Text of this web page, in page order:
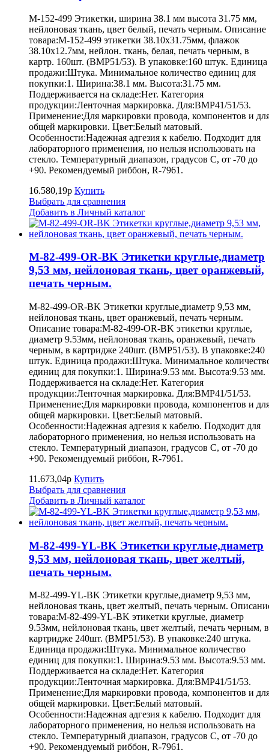
M-152-499 Этикетки, ширина 38.1 мм высота 31.75 мм,
нейлоновая ткань, цвет белый, печать черным. Описание
товара:M-152-499 этикетки 38.10х31.75мм, флажок
38.10х12.7мм, нейлон. ткань, белая, печать черным, в
картр. 160шт. (BMP51/53). В упаковке:160 штук. Единица
продажи:Штука. Минимальное количество единиц для
покупки:1. Ширина:38.1 мм. Высота:31.75 мм.
Поддерживается на складе:Нет. Категория
продукции:Ленточная маркировка. Для:BMP41/51/53.
Применение:Для маркировки провода, компонентов и
общей маркировки. Цвет:Белый матовый.
Особенности:Надежная адгезия к кабелю. Подходит для
лабораторного применения, но нельзя использовать на
стекло. Температурный диапазон, градусов С, от -70 до
+90. Рекомендуемый риббон, R-7961.
16.580,19р Купить
Выбрать для сравнения
Добавить в Личный каталог
M-82-499-OR-BK Этикетки круглые,диаметр
9,53 мм, нейлоновая ткань, цвет оранжевый,
печать черным.
M-82-499-OR-BK Этикетки круглые,диаметр 9,53 мм,
нейлоновая ткань, цвет оранжевый, печать черным.
Описание товара:M-82-499-OR-BK этикетки круглые,
диаметр 9.53мм, нейлоновая ткань, оранжевый, печать
черным, в картридже 240шт. (BMP51/53). В упаковке:240
штук. Единица продажи:Штука. Минимальное
единиц для покупки:1. Ширина:9.53 мм. Высота:9.53 мм.
Поддерживается на складе:Нет. Категория
продукции:Ленточная маркировка. Для:BMP41/51/53.
Применение:Для маркировки провода, компонентов и
общей маркировки. Цвет:Белый матовый.
Особенности:Надежная адгезия к кабелю. Подходит для
лабораторного применения, но нельзя использовать на
стекло. Температурный диапазон, градусов С, от -70 до
+90. Рекомендуемый риббон, R-7961.
11.673,04р Купить
Выбрать для сравнения
Добавить в Личный каталог
M-82-499-YL-BK Этикетки круглые,диаметр
9,53 мм, нейлоновая ткань, цвет желтый,
печать черным.
M-82-499-YL-BK Этикетки круглые,диаметр 9,53 мм,
нейлоновая ткань, цвет желтый, печать черным.
товара:M-82-499-YL-BK этикетки круглые, диаметр
9.53мм, нейлоновая ткань, цвет желтый, печать черным, в
картридже 240шт. (BMP51/53). В упаковке:240 штука.
Единица продажи:Штука. Минимальное количество
единиц для покупки:1. Ширина:9.53 мм. Высота:9.53 мм.
Поддерживается на складе:Нет. Категория
продукции:Ленточная маркировка. Для:BMP41/51/53.
Применение:Для маркировки провода, компонентов и
общей маркировки. Цвет:Белый матовый.
Особенности:Надежная адгезия к кабелю. Подходит для
лабораторного применения, но нельзя использовать на
стекло. Температурный диапазон, градусов С, от -70 до
+90. Рекомендуемый риббон, R-7961.